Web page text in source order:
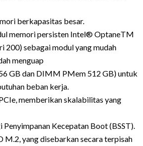
berkapasitas besar.
memori persisten Intel® OptaneTM
200) sebagai modul yang mudah
menguap
GB dan DIMM PMem 512 GB) untuk
beban kerja.
memberikan skalabilitas yang
Kecepatan Boot (BSST).
M.2, yang disebarkan secara terpisah